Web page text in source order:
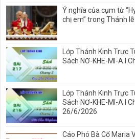
Ý nghĩa của cụm từ
chị em” trong Thánh lễ
Lớp Thánh Kinh Trực
Sách NƠ-KHE-MI-A I
Lớp Thánh Kinh Trực
Sách NƠ-KHE-MI-A I
26/6/2026
Cáo Phó Bà Cố Maria